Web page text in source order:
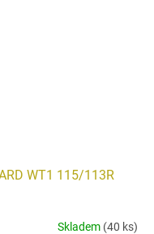
WT1 115/113R
Skladem (40 ks)